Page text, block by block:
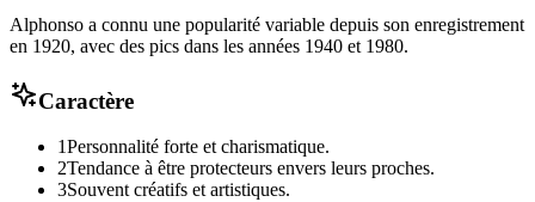
Alphonso a connu une popularité variable depuis son enregistrement
en 1920, avec des pics dans les années 1940 et 1980.
Caractère
1Personnalité forte et charismatique.
2Tendance à être protecteurs envers leurs proches.
3Souvent créatifs et artistiques.